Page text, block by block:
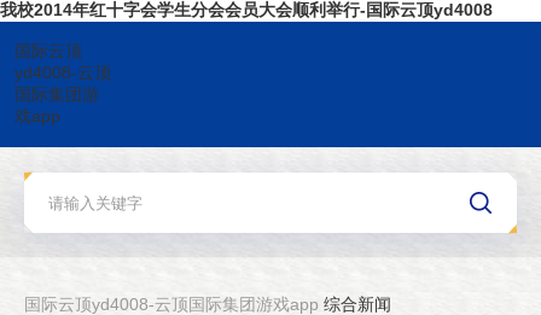
我校2014年红十字会学生分会会员大会顺利举行-国际云顶yd4008
国际云顶
yd4008-云顶
国际集团游
戏app
国际云顶yd4008-云顶国际集团游戏app 综合新闻